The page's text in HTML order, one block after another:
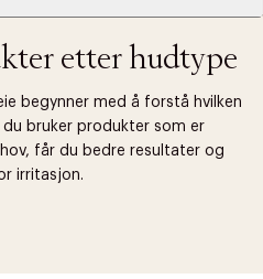
etter hudtype
begynner med å forstå hvilken
du bruker produkter som er
får du bedre resultater og
irritasjon.